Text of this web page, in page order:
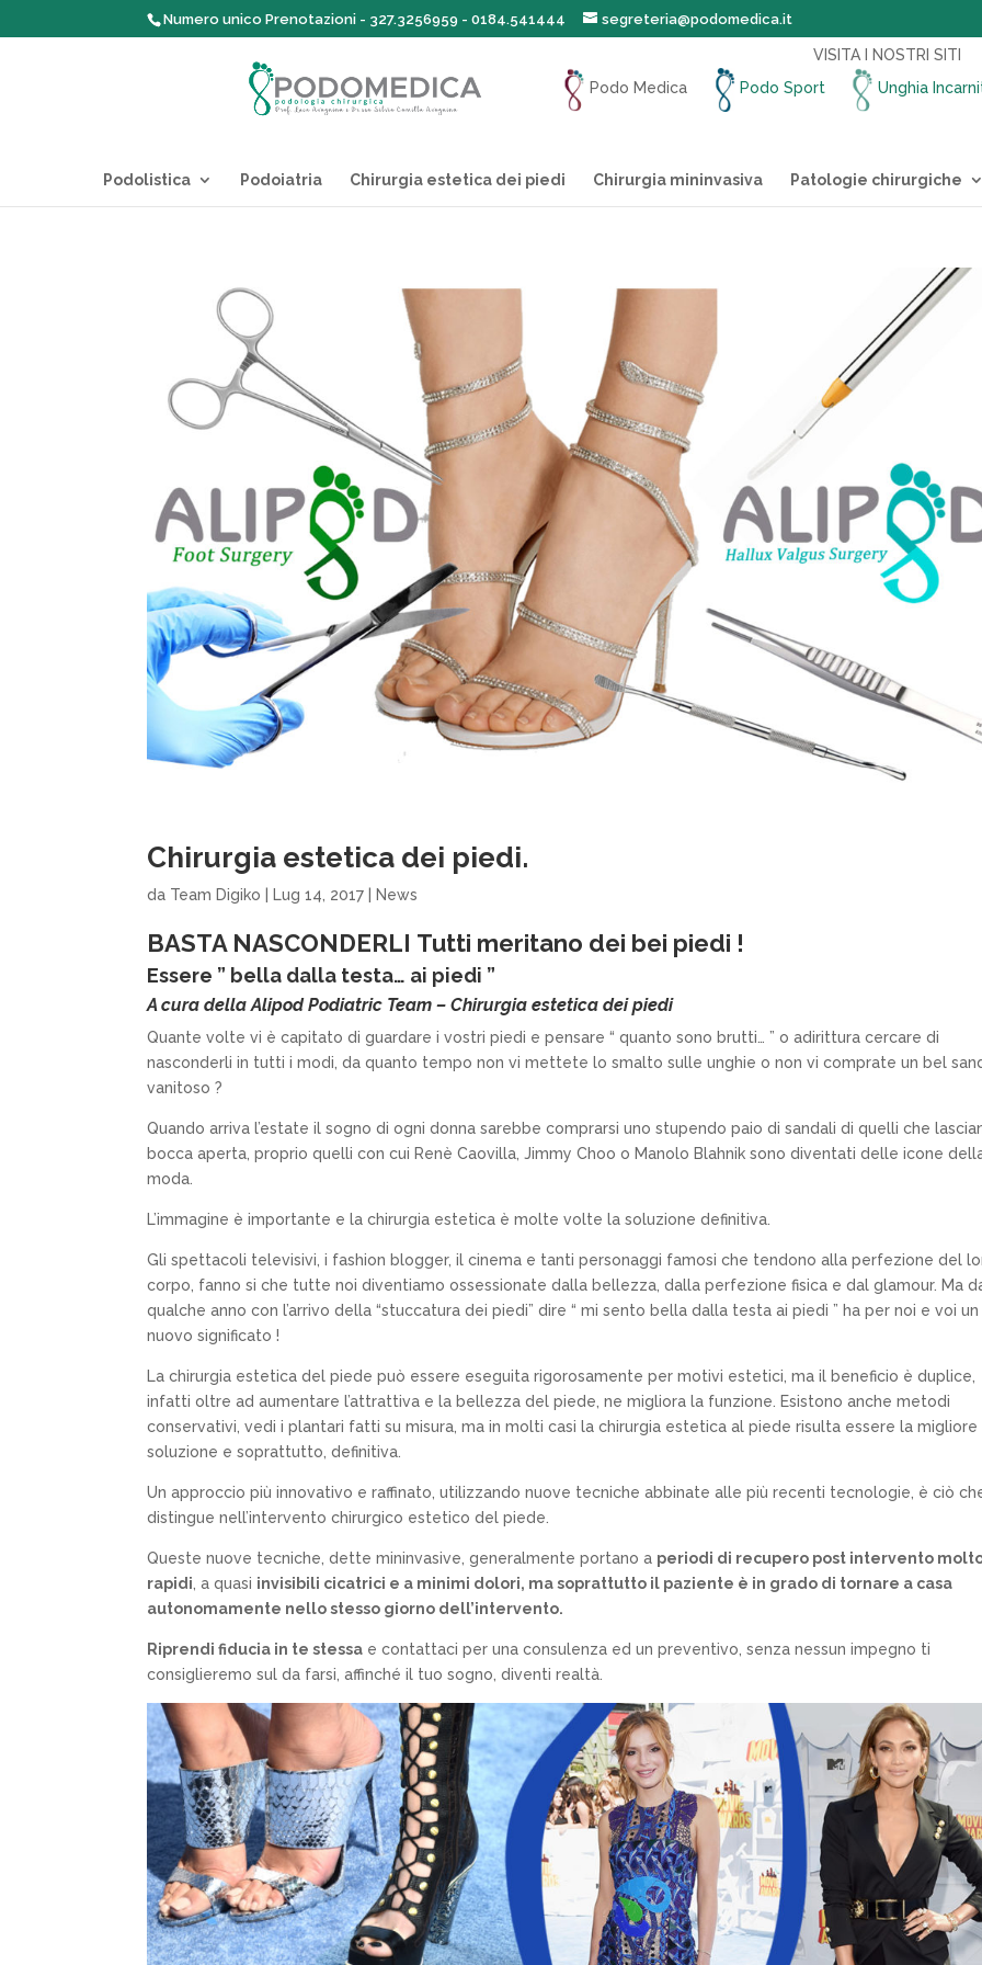
Numero unico Prenotazioni - 327.3256959 - 0184.541444 segreteria@podomedica.it
VISITA I NOSTRI SITI
Podo Medica
Podo Sport Unghia
Podolistica Podoiatria Chirurgia estetica dei piedi Chirurgia mininvasiva Patologie chirurgiche
Chirurgia estetica dei piedi.
da Team Digiko Lug 14, 2017 News
BASTA NASCONDERLI Tutti meritano dei bei piedi !
Essere ” bella dalla testa… ai piedi ”
A cura dellaAlipod Podiatric Team – Chirurgia estetica dei piedi
Quante volte vi è capitato di guardare i vostri piedi e pensare “ quanto sono brutti… ” o adirittura cercare di
nasconderli in tutti i modi, da quanto tempo non vi mettete lo smalto sulle unghie o non vi comprate un bel
vanitoso ?
Quando arriva l’estate il sogno di ogni donna sarebbe comprarsi uno stupendo paio di sandali di quelli che
bocca aperta, proprio quelli con cui Renè Caovilla, Jimmy Choo o Manolo Blahnik sono diventati delle icone
moda.
L’immagine è importante e la chirurgia estetica è molte volte la soluzione definitiva.
Gli spettacoli televisivi, i fashion blogger, il cinema e tanti personaggi famosi che tendono alla perfezione del
corpo, fanno si che tutte noi diventiamo ossessionate dalla bellezza, dalla perfezione fisica e dal glamour. Ma
qualche anno con l’arrivo della “stuccatura dei piedi” dire “ mi sento bella dalla testa ai piedi ” ha per noi e voi un
nuovo significato !
La chirurgia estetica del piede può essere eseguita rigorosamente per motivi estetici, ma il beneficio è duplice,
infatti oltre ad aumentare l’attrattiva e la bellezza del piede, ne migliora la funzione. Esistono anche metodi
conservativi, vedi i plantari fatti su misura, ma in molti casi la chirurgia estetica al piede risulta essere la migliore
soluzione e soprattutto, definitiva.
Un approccio più innovativo e raffinato, utilizzando nuove tecniche abbinate alle più recenti tecnologie, è ciò
distingue nell’intervento chirurgico estetico del piede.
Queste nuove tecniche, dette mininvasive, generalmente portano a periodi di recupero post intervento
rapidi , a quasi invisibili cicatrici e a minimi dolori, ma soprattutto il paziente è in grado di tornare a casa
autonomamente nello stesso giorno dell’intervento.
Riprendi fiducia in te stessa e contattaci per una consulenza ed un preventivo, senza nessun impegno ti
consiglieremo sul da farsi, affinché il tuo sogno, diventi realtà.